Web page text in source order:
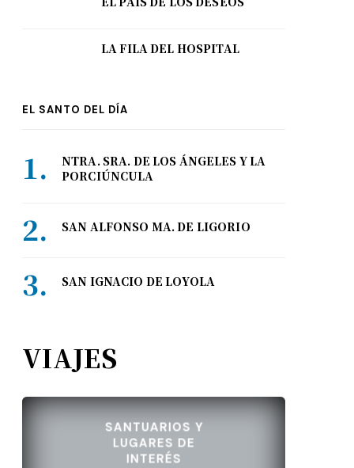
LA FILA DEL HOSPITAL
EL SANTO DEL DÍA
NTRA. SRA. DE LOS ÁNGELES Y LA
PORCIÚNCULA
SAN ALFONSO MA. DE LIGORIO
SAN IGNACIO DE LOYOLA
VIAJES
SANTUARIOS Y
LUGARES DE
INTERÉS